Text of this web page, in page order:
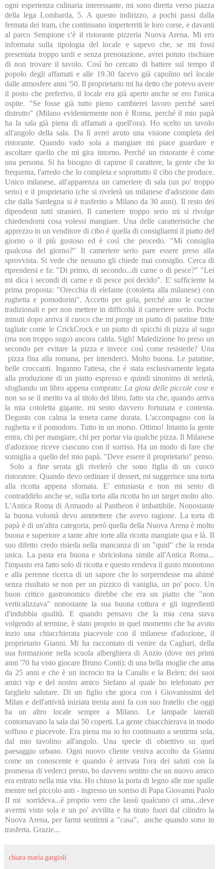
ogni esperienza culinaria interessante, mi sono diretta verso piazza
della lega Lombarda, 5. A questo indirizzo, a pochi passi dalla
fermata dei tram, che continuano imperterriti le loro corse, e davanti
al parco Sempione c'è il ristorante pizzeria Nuova Arena. Mi ero
informata sulla tipologia del locale e sapevo che, se mi fossi
presentata troppo tardi e senza prenotazione, avrei potuto rischiare
di non trovare il tavolo. Così ho cercato di battere sul tempo il
popolo degli affamati e alle 19.30 facevo già capolino nel locale
dalle atmosfere anni '50. Il proprietario mi ha detto che potevo avere
il posto che preferivo, il locale era già aperto anche se ero l'unica
ospite. "Se fosse già tutto pieno cambierei lavoro perché sarei
distrutto" (Milano evidentemente non è Roma, perché il mio papà
ha la sala già piena di affamati a quell'ora). Ho scelto un tavolo
all'angolo della sala. Da lì avrei avuto una visione completa del
ristorante. Quando vado sola a mangiare mi piace guardare e
ascoltare quello che mi gira intorno. Perché un ristorante è come
una persona. Si ha bisogno di capirne il carattere, la gente che lo
frequenta, l'arredo che lo completa e soprattutto il cibo che produce.
Unico milanese, all'apparenza un cameriere di sala (un po' troppo
serio) e il proprietario (che si rivelerà un milanese d'adozione dato
che dalla Sardegna si è trasferito a Milano da 30 anni). Il resto dei
dipendenti tutti stranieri. Il cameriere troppo serio mi si rivolge
chiedendomi cosa volessi mangiare. Una delle caratteristiche che
apprezzo in un venditore di cibo è quella di consigliarmi il piatto del
giorno o il più gustoso ed è così che procedo. "Mi consiglia
qualcosa del giorno?" Il cameriere serio pare essere preso alla
sprovvista. Si vede che nessuno gli chiede mai consiglio. Cerca di
riprendersi e fa: "Di primo, di secondo...di carne o di pesce?" "Lei
mi dica i secondi di carne e di pesce poi decido". E' sufficiente la
prima proposta: "Orecchia di elefante (cotoletta alla milanese) con
rughetta e pomodorini". Accetto per gola, perché amo le cucine
tradizionali e per non mettere in difficoltà il cameriere serio. Pochi
minuti dopo arriva il cuoco che mi porge un piatto di patatine fritte
tagliate come le CrickCrock e un piatto di spicchi di pizza al sugo
(ma non troppo sugo) ancora calda. Sigh! Maledizione ho preso un
secondo per evitare la pizza e invece così come resisterle? Una
pizza fina alla romana, per intenderci. Molto buona. Le patatine,
belle croccanti. Inganno l'attesa, che è stata esclusivamente legata
alla produzione di un piatto espresso e quindi sinonimo di serietà,
sfogliando un libro appena comprato: La gioia delle piccole cose e
non so se il merito va al titolo del libro, fatto sta che, quando arriva
la mia cotoletta gigante, mi sento davvero fortunata e contenta.
Degusto con calma la tenera carne dorata. L'accompagno con la
rughetta e il pomodoro. Tutto in un morso. Ottimo! Intanto la gente
entra, chi per mangiare, chi per portar via qualche pizza. Il Milanese
d'adozione riceve ciascuno con il sorriso. Ha un modo di fare che
somiglia a quello del mio papà. "Deve essere il proprietario" penso.
Solo a fine serata gli rivelerò che sono figlia di un cuoco
ristoratore. Quando devo ordinare il dessert, mi suggerisce una torta
alla ricotta appena sfornata. E' entusiasta e non mi sento di
contraddirlo anche se, sulla torta alla ricotta ho un target molto alto.
L'Antica Roma di Armando al Pantheon è imbattibile. Nonostante
la buona volontà devo ammettere che avevo ragione. La torta di
papà è di un'altra categoria, però quella della Nuova Arena è molto
buona e superiore a tante altre torte alla ricotta mangiate qua e là. Il
suo difetto credo risieda nella mancanza di un "quid" che la renda
unica. La pasta era buona e sbriciolona simile all'Antica Roma...
l'impasto era fatto solo di ricotta e questo rendeva il gusto monotono
e alla perenne ricerca di un sapore che lo sorprendesse ma ahimè
senza risultato se non per un pizzico di vaniglia, un po' poco. Un
buon critico gastronomico direbbe che era un piatto che "non
verticalizzava" nonostante la sua buona cottura e gli ingredienti
d'indubbia qualità. E quando pensavo che la mia cena stava
volgendo al termine, è stato proprio in quel momento che ha avuto
inzio una chiacchierata piacevole con il milanese d'adozione, il
proprietario Gianni. Mi ha raccontato di venire da Cagliari, della
sua formazione nella scuola alberghiera di Anzio (dove nei primi
anni '70 ha visto giocare Bruno Conti); di una bella moglie che ama
da 25 anni e che è un incrocio tra la Canalis e la Belen; dei suoi
amici vip e del nostro amico Stefano al quale ho telefonato per
farglielo salutare. Di un figlio che gioca con i Giovanissimi del
Milan e dell'attività iniziata trenta anni fa con suo fratello che oggi
ha un altro locale sempre a Milano. Le lampade laterali
contornavano la sala dai 50 coperti. La gente chiacchierava in modo
soffuso e piacevole. Era piena ma io ho continuato a sentirmi sola,
dal mio tavolino all'angolo. Una specie di obiettivo su quel
paesaggio urbano. Ogni nuovo cliente veniva accolto da Gianni
come un conoscente e quando è arrivata l'ora dei saluti con la
promessa di vederci presto, ho davvero sentito che un nuovo amico
era entrato nella mia vita. Ho chiuso la porta di legno alle mie spalle
mentre nel piccolo anti - ingresso un sorriso di Papa Giovanni Paolo
II mi sorrideva...è proprio vero che lassù qualcuno ci ama...deve
avermi visto sola e un po' avvilita e ha tirato fuori dal cilindro la
Nuova Arena, per farmi sentirmi a "casa", anche quando sono in
trasferta. Grazie...
chiara maria gargioli